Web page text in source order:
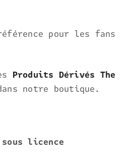
pour les fans
Produits Dérivés The
notre boutique.
licence